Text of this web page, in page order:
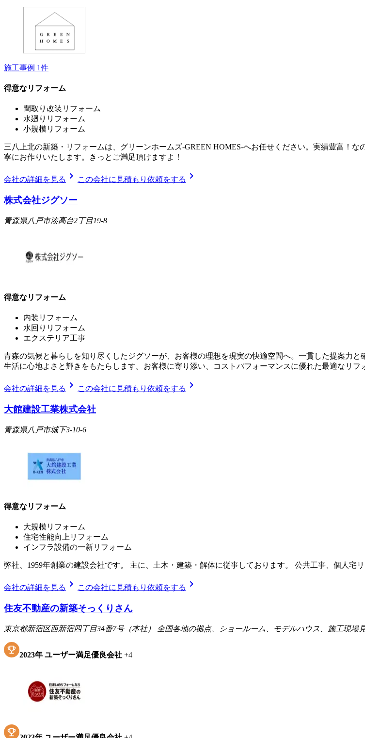
施工事例 1件
得意なリフォーム
間取り改装リフォーム
水廻りリフォーム
小規模リフォーム
三八上北の新築・リフォームは、グリーンホームズ‐GREEN HOMES‐へお任せください。実績豊富！
寧にお作りいたします。きっとご満足頂けますよ！
会社の詳細を見る chevron_right この会社に見積もり依頼をする chevron_right
株式会社ジグソー
青森県八戸市湊高台2丁目19-8
得意なリフォーム
内装リフォーム
水回りリフォーム
エクステリア工事
青森の気候と暮らしを知り尽くしたジグソーが、お客様の理想を現実の快適空間へ。一貫した提案力
生活に心地よさと輝きをもたらします。お客様に寄り添い、コストパフォーマンスに優れた最適なリフ
会社の詳細を見る chevron_right この会社に見積もり依頼をする chevron_right
大館建設工業株式会社
青森県八戸市城下3-10-6
得意なリフォーム
大規模リフォーム
住宅性能向上リフォーム
インフラ設備の一新リフォーム
弊社、1959年創業の建設会社です。 主に、土木・建築・解体に従事しております。 公共工事、個人宅
会社の詳細を見る chevron_right この会社に見積もり依頼をする chevron_right
住友不動産の新築そっくりさん
東京都新宿区西新宿四丁目34番7号（本社） 全国各地の拠点、ショールーム、モデルハウス、施工現場
2023年 ユーザー満足優良会社 +4